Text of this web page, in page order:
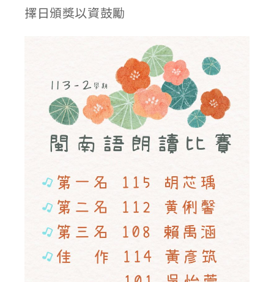
擇日頒獎以資鼓勵